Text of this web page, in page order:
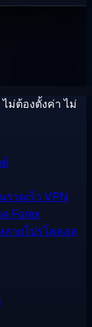
ม่ต้องตั้งค่า ไม่
ด์
วดเร็ว VPN
Forex
ลายโปรโตคอล